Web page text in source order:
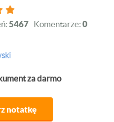
5467 Komentarze: 0
za darmo
notatkę